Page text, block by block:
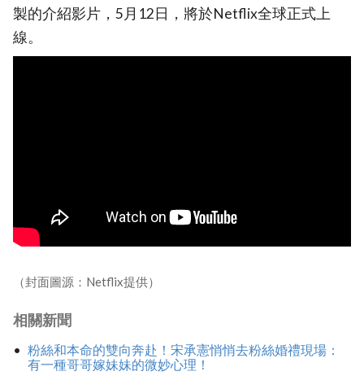
製的介紹影片，5月12日，將於Netflix全球正式上
線。
（封面圖源：Netflix提供）
相關新聞
粉絲和本命的雙向奔赴！宋承憲悄悄去粉絲婚禮現場：
有一種哥哥嫁妹妹的微妙心理！